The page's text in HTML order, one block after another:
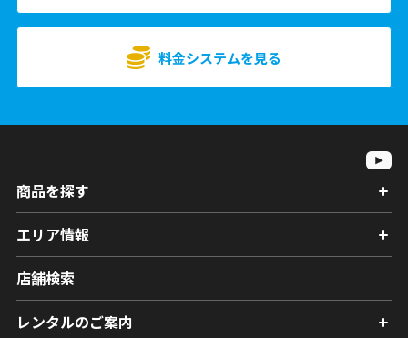
料金システムを見る
商品を探す
エリア情報
店舗検索
レンタルのご案内